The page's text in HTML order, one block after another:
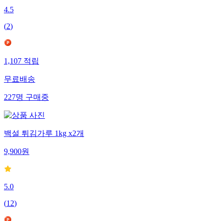
4.5
(2)
1,107적립
무료배송
227명구매중
백설 튀김가루 1kg x2개
9,900원
5.0
(12)